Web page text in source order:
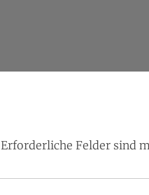
Erforderliche Felder sind